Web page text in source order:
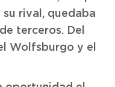
rival, quedaba
terceros. Del
Wolfsburgo y el